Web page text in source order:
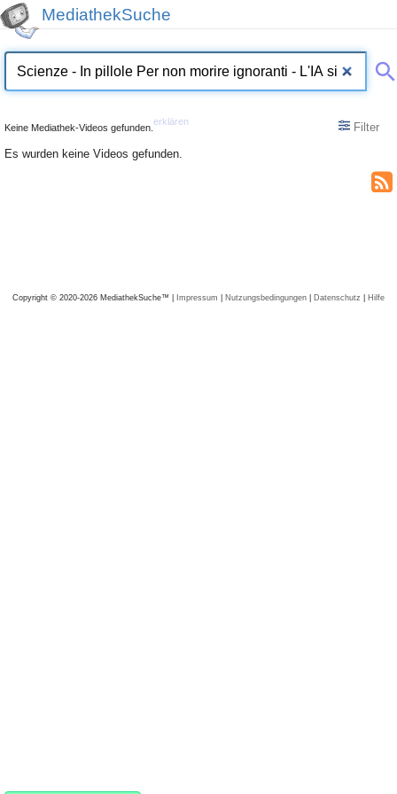
MediathekSuche
Keine Mediathek-Videos gefunden.
erklären
Filter
Es wurden keine Videos gefunden.
Copyright © 2020-2026 MediathekSuche™ | Impressum | Nutzungsbedingungen | Datenschutz | Hilfe